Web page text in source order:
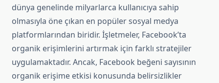
dünya genelinde milyarlarca kullanıcıya sahip
olmasıyla öne çıkan en popüler sosyal medya
platformlarından biridir. İşletmeler, Facebook’ta
organik erişimlerini artırmak için farklı stratejiler
uygulamaktadır. Ancak, Facebook beğeni sayısının
organik erişime etkisi konusunda belirsizlikler